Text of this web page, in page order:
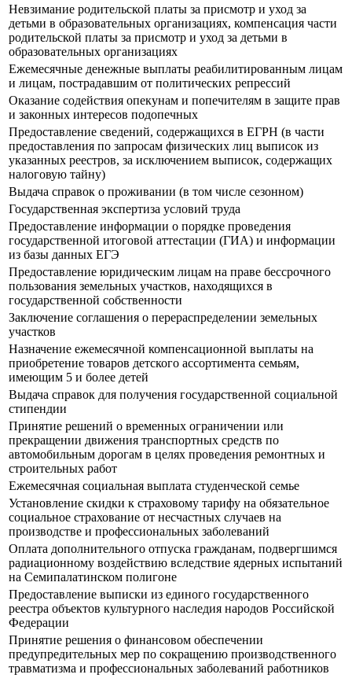
Невзимание родительской платы за присмотр и уход за
детьми в образовательных организациях, компенсация части
родительской платы за присмотр и уход за детьми в
образовательных организациях
Ежемесячные денежные выплаты реабилитированным лицам
и лицам, пострадавшим от политических репрессий
Оказание содействия опекунам и попечителям в защите прав
и законных интересов подопечных
Предоставление сведений, содержащихся в ЕГРН (в части
предоставления по запросам физических лиц выписок из
указанных реестров, за исключением выписок, содержащих
налоговую тайну)
Выдача справок о проживании (в том числе сезонном)
Государственная экспертиза условий труда
Предоставление информации о порядке проведения
государственной итоговой аттестации (ГИА) и информации
из базы данных ЕГЭ
Предоставление юридическим лицам на праве бессрочного
пользования земельных участков, находящихся в
государственной собственности
Заключение соглашения о перераспределении земельных
участков
Назначение ежемесячной компенсационной выплаты на
приобретение товаров детского ассортимента семьям,
имеющим 5 и более детей
Выдача справок для получения государственной социальной
стипендии
Принятие решений о временных ограничении или
прекращении движения транспортных средств по
автомобильным дорогам в целях проведения ремонтных и
строительных работ
Ежемесячная социальная выплата студенческой семье
Установление скидки к страховому тарифу на обязательное
социальное страхование от несчастных случаев на
производстве и профессиональных заболеваний
Оплата дополнительного отпуска гражданам, подвергшимся
радиационному воздействию вследствие ядерных испытаний
на Семипалатинском полигоне
Предоставление выписки из единого государственного
реестра объектов культурного наследия народов Российской
Федерации
Принятие решения о финансовом обеспечении
предупредительных мер по сокращению производственного
травматизма и профессиональных заболеваний работников